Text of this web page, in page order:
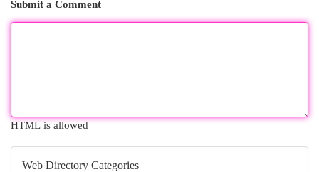
Submit a Comment
HTML is allowed
Web Directory Categories